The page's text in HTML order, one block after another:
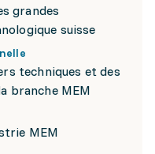
grandes
suisse
techniques et des
branche MEM
MEM